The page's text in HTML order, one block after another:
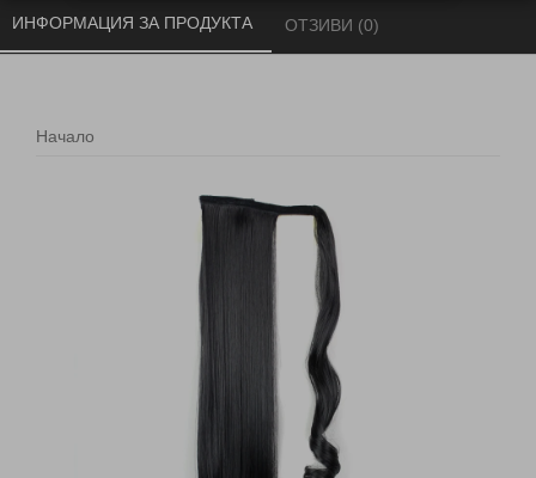
Начало
ИНФОРМАЦИЯ ЗА ПРОДУКТА ОТЗИВИ (0)